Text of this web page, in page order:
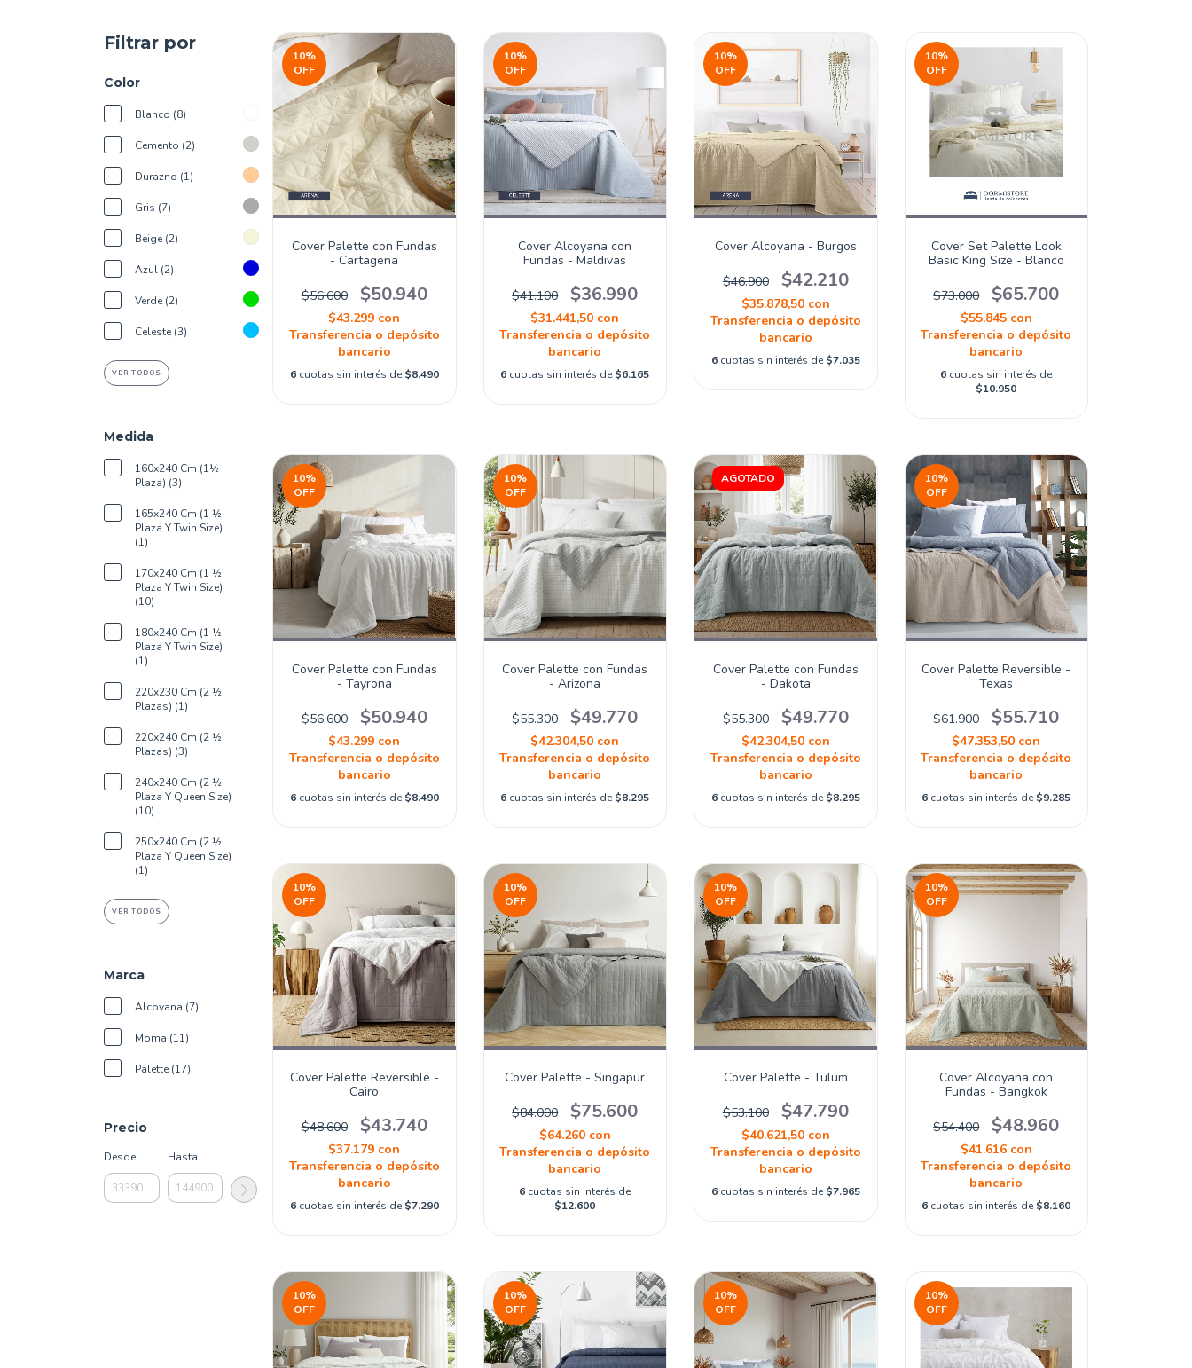
Filtrar por
Color
Blanco (8)
Cemento (2)
Durazno (1)
Gris (7)
Beige (2)
Azul (2)
Verde (2)
Celeste (3)
VER TODOS
Medida
160x240 Cm (1½
Plaza) (3)
165x240 Cm (1 ½
Plaza Y Twin Size)
(1)
170x240 Cm (1 ½
Plaza Y Twin Size)
(10)
180x240 Cm (1 ½
Plaza Y Twin Size)
(1)
220x230 Cm (2 ½
Plazas) (1)
220x240 Cm (2 ½
Plazas) (3)
240x240 Cm (2 ½
Plaza Y Queen Size)
(10)
250x240 Cm (2 ½
Plaza Y Queen Size)
(1)
VER TODOS
Marca
Alcoyana (7)
Moma (11)
Palette (17)
Precio
Desde Hasta
10%
OFF
Cover Palette con Fundas
- Cartagena
$56.600 $50.940
$43.299 con
Transferencia o depósito
bancario
6 cuotas sin interés de $8.490
10%
OFF
Cover Alcoyana con
Fundas - Maldivas
$41.100 $36.990
$31.441,50 con
Transferencia o depósito
bancario
6 cuotas sin interés de $6.165
10%
OFF
Cover Alcoyana - Burgos
$46.900 $42.210
$35.878,50 con
Transferencia o depósito
bancario
6 cuotas sin interés de $7.035
10%
OFF
Cover Set Palette Look
Basic King Size - Blanco
$73.000 $65.700
$55.845 con
Transferencia o depósito
bancario
6 cuotas sin interés de
$10.950
10%
OFF
Cover Palette con Fundas
- Tayrona
$56.600 $50.940
$43.299 con
Transferencia o depósito
bancario
6 cuotas sin interés de $8.490
10%
OFF
Cover Palette con Fundas
- Arizona
$55.300 $49.770
$42.304,50 con
Transferencia o depósito
bancario
6 cuotas sin interés de $8.295
Cover Palette con Fundas
- Dakota
$55.300 $49.770
$42.304,50 con
Transferencia o depósito
bancario
6 cuotas sin interés de $8.295
10%
OFF
Cover Palette Reversible -
Texas
$61.900 $55.710
$47.353,50 con
Transferencia o depósito
bancario
6 cuotas sin interés de $9.285
10%
OFF
Cover Palette Reversible -
Cairo
$48.600 $43.740
$37.179 con
Transferencia o depósito
bancario
6 cuotas sin interés de $7.290
10%
OFF
Cover Palette - Singapur
$84.000 $75.600
$64.260 con
Transferencia o depósito
bancario
6 cuotas sin interés de
$12.600
10%
OFF
Cover Palette - Tulum
$53.100 $47.790
$40.621,50 con
Transferencia o depósito
bancario
6 cuotas sin interés de $7.965
10%
OFF
Cover Alcoyana con
Fundas - Bangkok
$54.400 $48.960
$41.616 con
Transferencia o depósito
bancario
6 cuotas sin interés de $8.160
10%
OFF
10%
OFF
10%
OFF
10%
OFF